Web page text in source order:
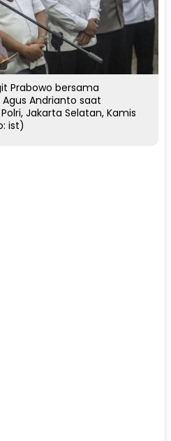
Prabowo bersama
Andrianto saat
Jakarta Selatan, Kamis
ist)